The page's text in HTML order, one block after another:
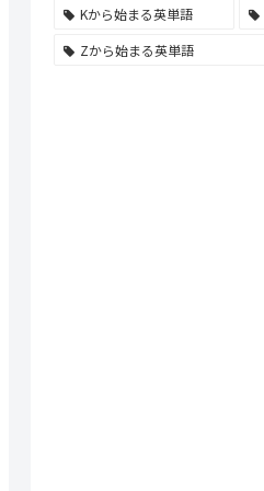
Kから始まる英単語
Zから始まる英単語